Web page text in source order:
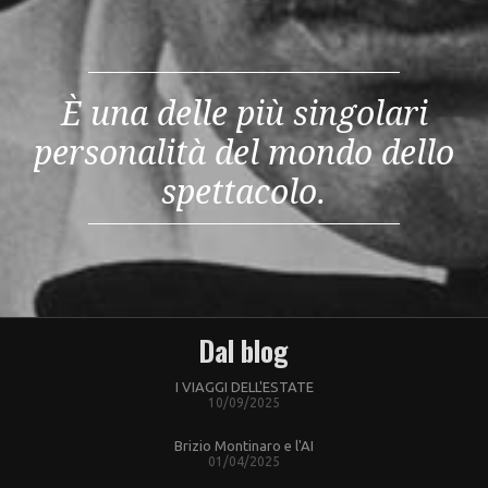
È una delle più singolari
personalità del mondo dello
spettacolo.
Dal blog
I VIAGGI DELL'ESTATE
10/09/2025
Brizio Montinaro e l'AI
01/04/2025